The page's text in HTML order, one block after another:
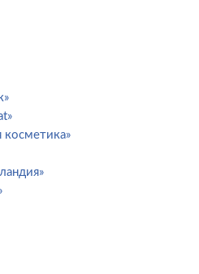
косметика»